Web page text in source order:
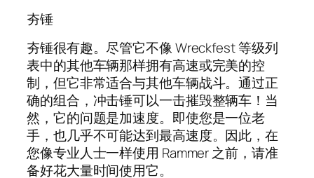
夯锤
夯锤很有趣。尽管它不像 Wreckfest 等级列
表中的其他车辆那样拥有高速或完美的控
制，但它非常适合与其他车辆战斗。通过正
确的组合，冲击锤可以一击摧毁整辆车！当
然，它的问题是加速度。即使您是一位老
手，也几乎不可能达到最高速度。因此，在
您像专业人士一样使用 Rammer 之前，请准
备好花大量时间使用它。